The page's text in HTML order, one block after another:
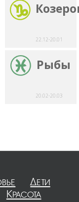
22.12-20.01
Рыбы
20.02-20.03
Дети
Красота